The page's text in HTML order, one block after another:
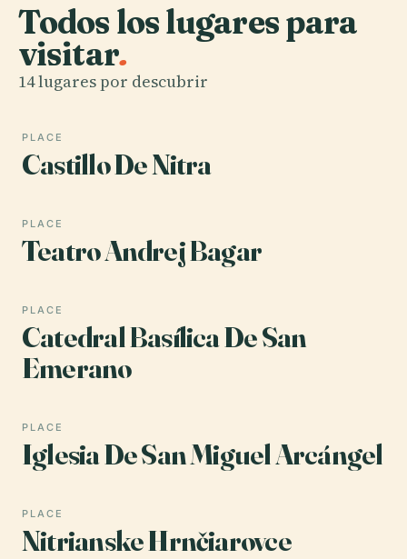
Todos los lugares para
visitar.
14 lugares por descubrir
PLACE
Castillo De Nitra
PLACE
Teatro Andrej Bagar
PLACE
Catedral Basílica De San
Emerano
PLACE
Iglesia De San Miguel Arcángel
PLACE
Nitrianske Hrnčiarovce